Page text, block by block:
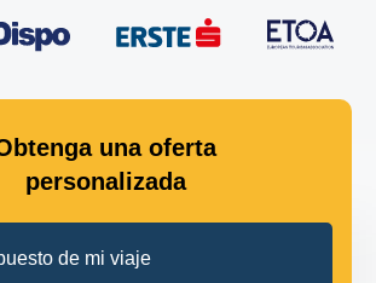
una oferta
personalizada
de mi viaje